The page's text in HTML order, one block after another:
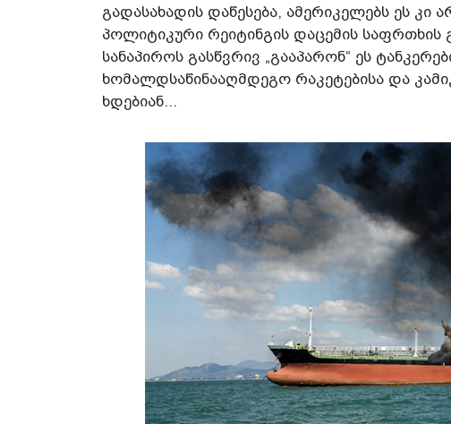
გადასახადის დაწესება, ამერიკელებს ეს კი
პოლიტიკური რეიტინგის დაცემის
სანაპიროს გასწვრივ „გააპარონ“ ეს
ხომალდსაწინააღმდეგო რაკეტებისა და
ხდებიან...